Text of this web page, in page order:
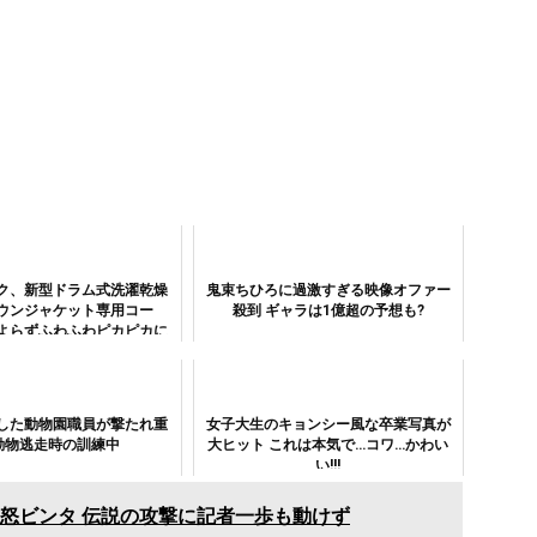
、新型ドラム式洗濯乾燥
ンジャケット専用コー
ずふわふわピカピカに
鬼束ちひろに過激すぎる映像オファー
殺到 ギャラは1億超の予想も?
た動物園職員が撃たれ重
物逃走時の訓練中
女子大生のキョンシー風な卒業写真が
大ヒット これは本気で…コワ…かわい
い!!!
ビンタ 伝説の攻撃に記者一歩も動けず